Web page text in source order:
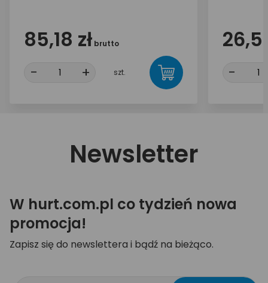
85,18 zł brutto
- + szt. -
Newsletter
W hurt.com.pl co tydzień nowa
promocja!
Zapisz się do newslettera i bądź na bieżąco.